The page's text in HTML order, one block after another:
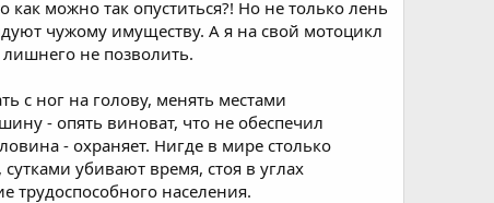
можно так опуститься?! Но не только лень
чужому имуществу. А я на свой мотоцикл
не позволить.
с ног на голову, менять местами
- опять виноват, что не обеспечил
- охраняет. Нигде в мире столько
убивают время, стоя в углах
трудоспособного населения.